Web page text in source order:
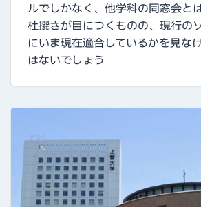
ルでしかなく、他学科の同窓会と
杜撰さが目につくものの、現行の
にいま現在適合しているかを見な
はないでしょう